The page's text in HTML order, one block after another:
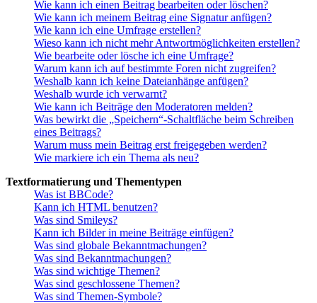
Wie kann ich einen Beitrag bearbeiten oder löschen?
Wie kann ich meinem Beitrag eine Signatur anfügen?
Wie kann ich eine Umfrage erstellen?
Wieso kann ich nicht mehr Antwortmöglichkeiten erstellen?
Wie bearbeite oder lösche ich eine Umfrage?
Warum kann ich auf bestimmte Foren nicht zugreifen?
Weshalb kann ich keine Dateianhänge anfügen?
Weshalb wurde ich verwarnt?
Wie kann ich Beiträge den Moderatoren melden?
Was bewirkt die „Speichern“-Schaltfläche beim Schreiben
eines Beitrags?
Warum muss mein Beitrag erst freigegeben werden?
Wie markiere ich ein Thema als neu?
Textformatierung und Thementypen
Was ist BBCode?
Kann ich HTML benutzen?
Was sind Smileys?
Kann ich Bilder in meine Beiträge einfügen?
Was sind globale Bekanntmachungen?
Was sind Bekanntmachungen?
Was sind wichtige Themen?
Was sind geschlossene Themen?
Was sind Themen-Symbole?